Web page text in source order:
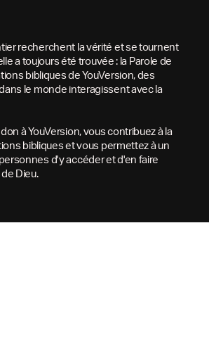
recherchent la vérité et se tournent
a toujours été trouvée : la Parole de
bibliques de YouVersion, des
le monde interagissent avec la
à YouVersion, vous contribuez à la
bibliques et vous permettez à un
d'y accéder et d'en faire
Dieu.